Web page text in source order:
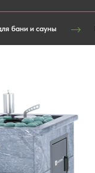
бани и сауны